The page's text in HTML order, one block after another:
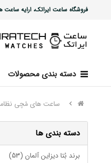
فروشگاه ساعت ایراتک، ارایه
دسته بندی محصولات
ساعت های مُچی
دسته بندی ها
برند بُتا دیزاین آلمان (53)